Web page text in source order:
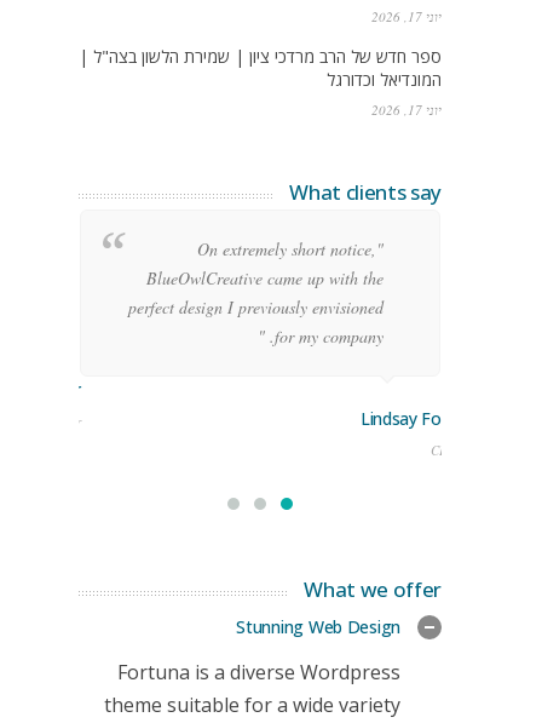
יוני 17, 2026
ספר חדש של הרב מרדכי ציון | שמירת הלשון בצה"ל |
המונדיאל וכדורגל
יוני 17, 2026
What clients say
"On extremely short notice,
BlueOwlCreative came up with the
perfect design I previously envisioned
for my company. "
Lindsay Ford
CEO
Stoner
Manager
What we offer
Stunning Web Design
Fortuna is a diverse Wordpress
theme suitable for a wide variety